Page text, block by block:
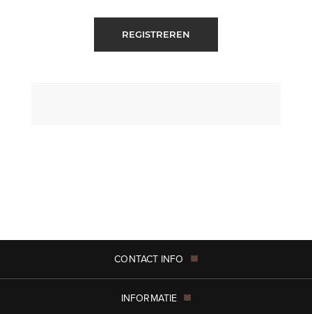
REGISTREREN
CONTACT INFO
INFORMATIE